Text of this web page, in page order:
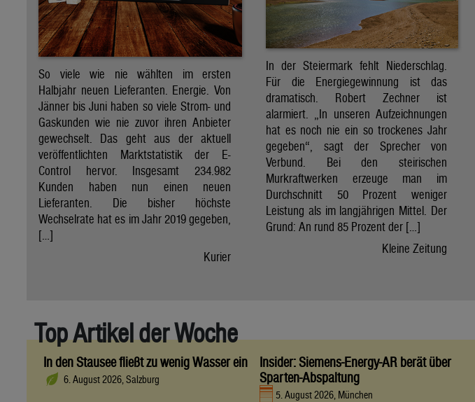
So viele wie nie wählten im ersten
Halbjahr neuen Lieferanten. Energie. Von
Jänner bis Juni haben so viele Strom- und
Gaskunden wie nie zuvor ihren Anbieter
gewechselt. Das geht aus der aktuell
veröffentlichten Marktstatistik der E-
Control hervor. Insgesamt 234.982
Kunden haben nun einen neuen
Lieferanten. Die bisher höchste
Wechselrate hat es im Jahr 2019 gegeben,
[…]
Kurier
In der Steiermark fehlt Niederschlag.
Für die Energiegewinnung ist das
dramatisch. Robert Zechner ist
alarmiert. „In unseren Aufzeichnungen
hat es noch nie ein so trockenes Jahr
gegeben“, sagt der Sprecher von
Verbund. Bei den steirischen
Murkraftwerken erzeuge man im
Durchschnitt 50 Prozent weniger
Leistung als im langjährigen Mittel. Der
Grund: An rund 85 Prozent der […]
Kleine Zeitung
Top Artikel der Woche
In den Stausee fließt zu wenig Wasser ein
6. August 2026, Salzburg
Insider: Siemens-Energy-AR berät über
Sparten-Abspaltung
5. August 2026, München